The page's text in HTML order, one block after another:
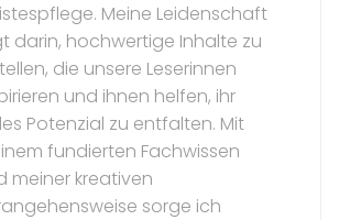
Meine Leidenschaft
darin, hochwertige Inhalte zu
die unsere Leserinnen
und ihnen helfen, ihr
Potenzial zu entfalten. Mit
fundierten Fachwissen
meiner kreativen
sorge ich